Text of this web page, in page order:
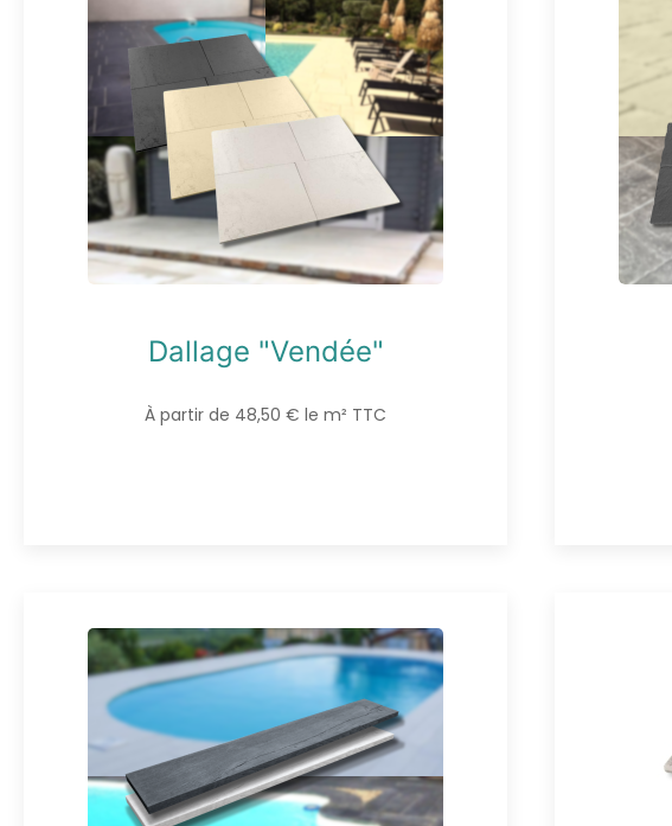
Dallage "Vendée"
À partir de 48,50 € le m² TTC